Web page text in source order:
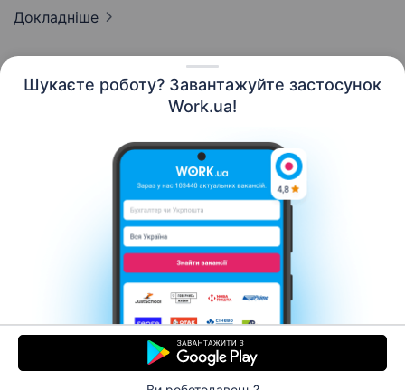
Шукаєте роботу? Завантажуйте застосунок
Work.ua!
Докладніше
Контакти Про нас
Кар’єра
Допомога Умови використання